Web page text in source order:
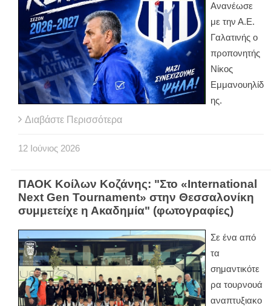
Ανανέωσε
με την Α.Ε.
Γαλατινής ο
προπονητής
Νίκος
Εμμανουηλίδ
ης.
Διαβάστε Περισσότερα
12 Ιούνιος 2026
ΠΑΟΚ Κοίλων Κοζάνης: "Στο «International
Next Gen Tournament» στην Θεσσαλονίκη
συμμετείχε η Ακαδημία" (φωτογραφίες)
Σε ένα από
τα
σημαντικότε
ρα τουρνουά
αναπτυξιακο